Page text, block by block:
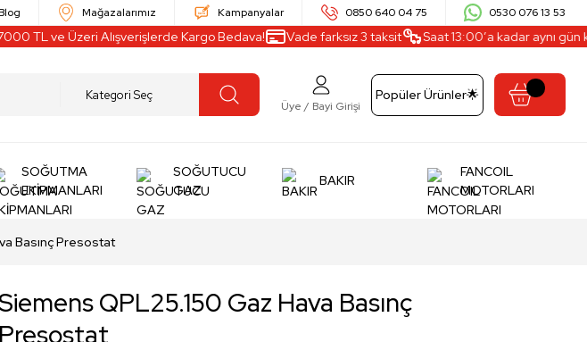
Mağazalarımız Kampanyalar 0850 640 04 75 0530 076 13 53
ve Üzeri Alışverişlerde Kargo Bedava! Vade farksız 3 taksit Saat 13:00’a kadar aynı gün kargo
Üye / Bayi Girişi
Popüler Ürünler🌟
SOĞUTMA
EKİPMANLARI
SOĞUTUCU
GAZ
BAKIR
FANCOIL
MOTORLARI
Basınç Presostat
QPL25.150 Gaz Hava Basınç
Presostat